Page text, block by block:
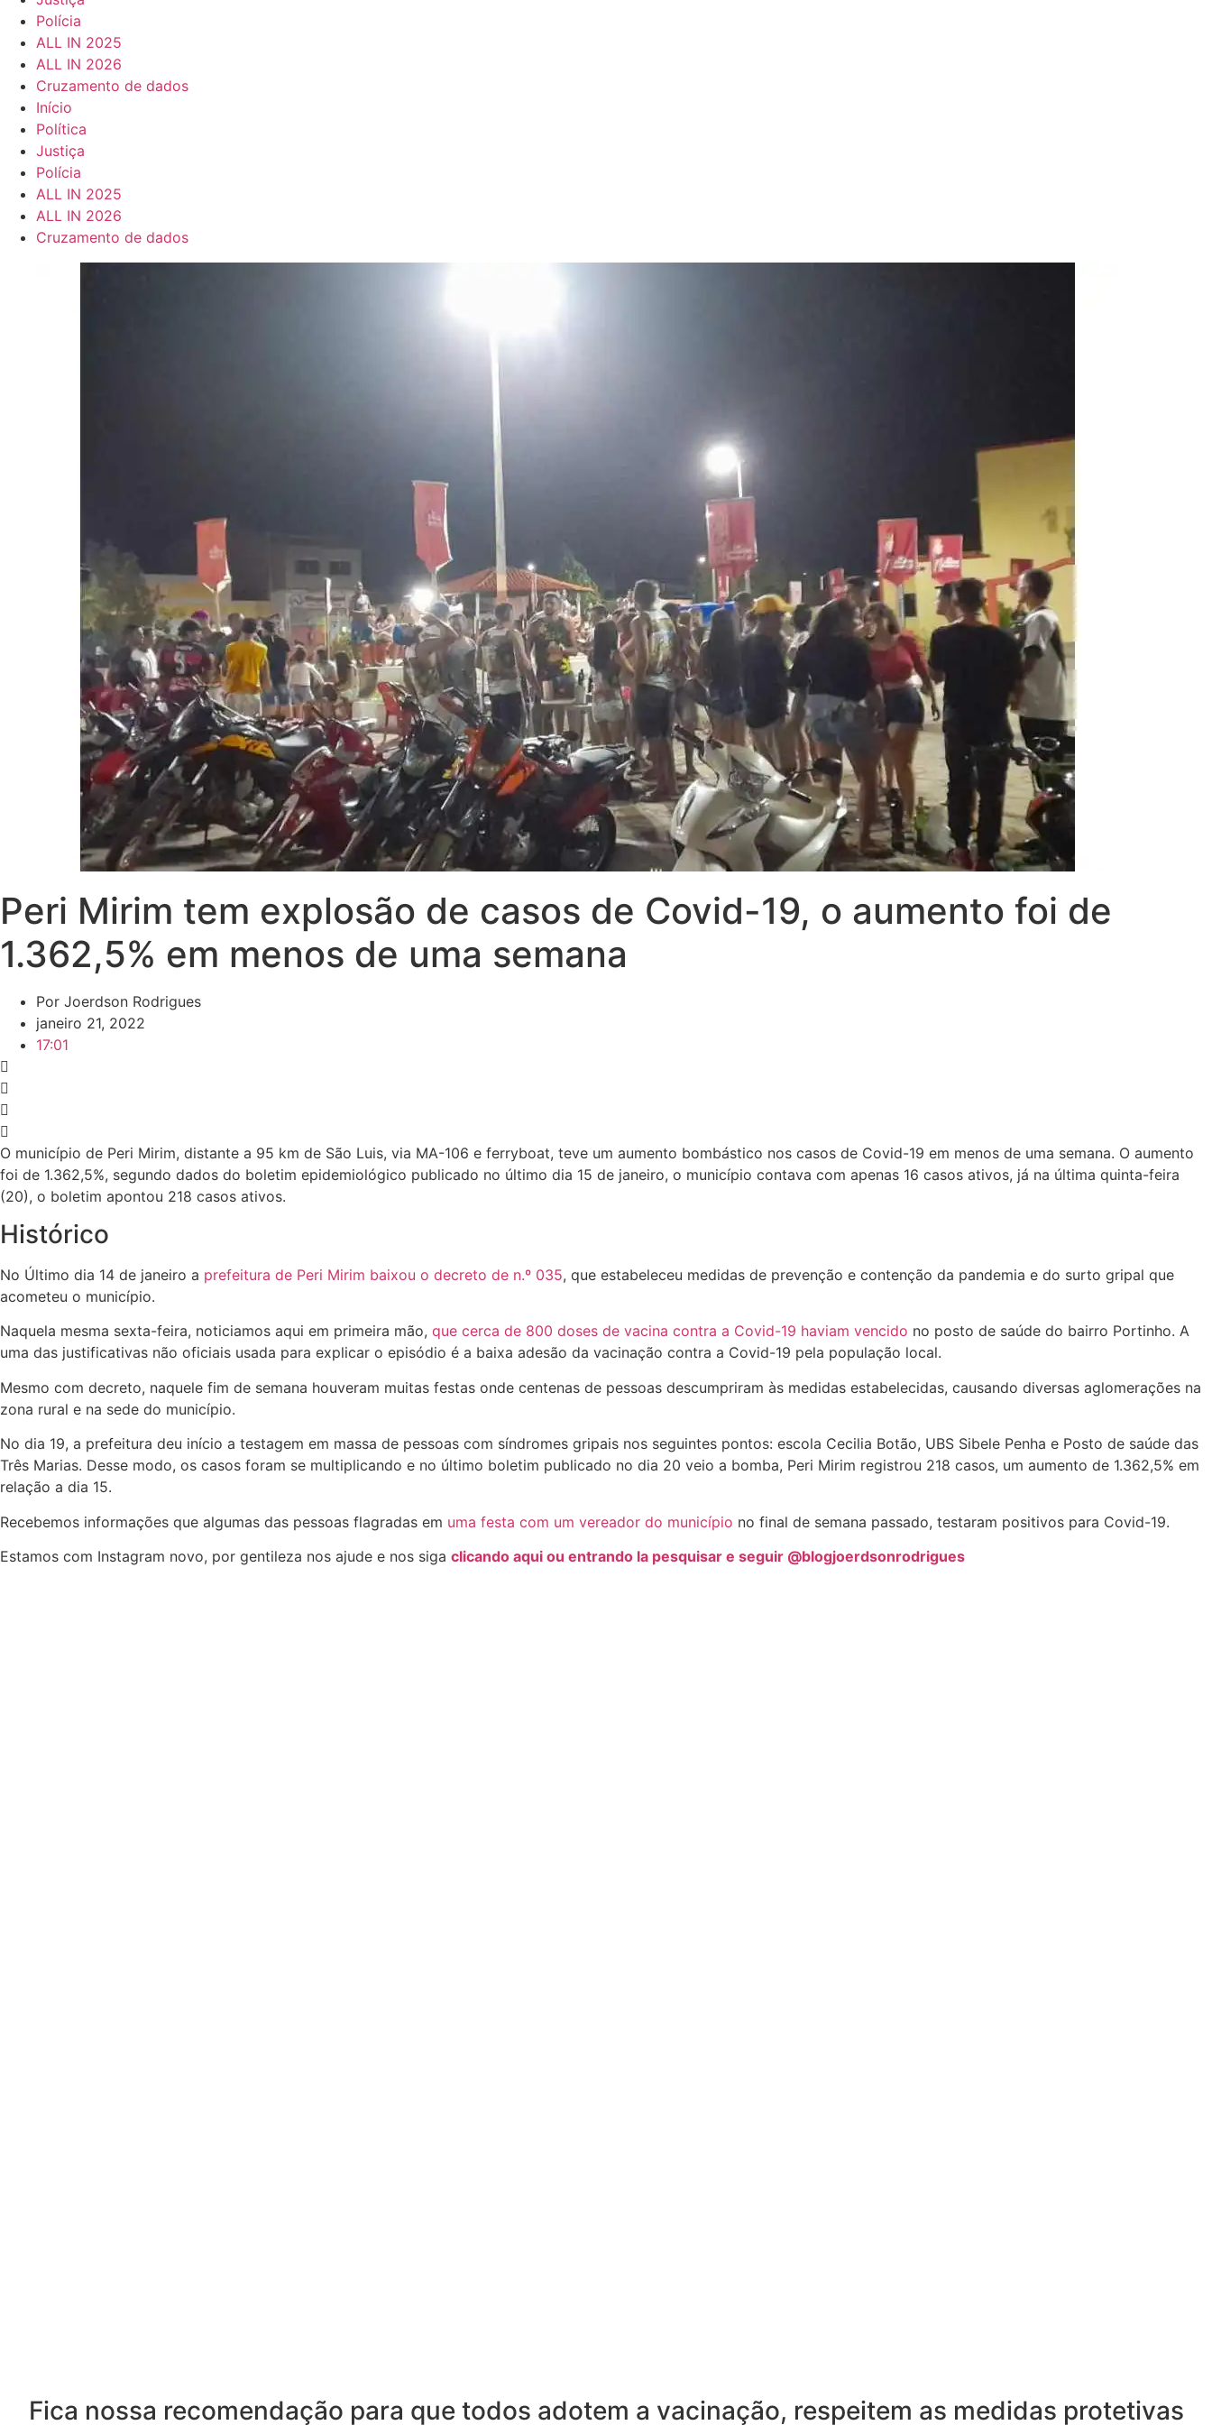
Polícia
ALL IN 2025
ALL IN 2026
Cruzamento de dados
Início
Política
Justiça
Polícia
ALL IN 2025
ALL IN 2026
Cruzamento de dados
Peri Mirim tem explosão de casos de Covid-19, o aumento foi de
1.362,5% em menos de uma semana
Por Joerdson Rodrigues
janeiro 21, 2022
17:01
O município de Peri Mirim, distante a 95 km de São Luis, via MA-106 e ferryboat, teve um aumento bombástico nos casos de Covid-19 em menos de uma semana. O aumento
foi de 1.362,5%, segundo dados do boletim epidemiológico publicado no último dia 15 de janeiro, o município contava com apenas 16 casos ativos, já na última quinta-feira
(20), o boletim apontou 218 casos ativos.
Histórico
No Último dia 14 de janeiro a prefeitura de Peri Mirim baixou o decreto de n.º 035, que estabeleceu medidas de prevenção e contenção da pandemia e do surto gripal que
acometeu o município.
Naquela mesma sexta-feira, noticiamos aqui em primeira mão, que cerca de 800 doses de vacina contra a Covid-19 haviam vencido no posto de saúde do bairro Portinho. A
uma das justificativas não oficiais usada para explicar o episódio é a baixa adesão da vacinação contra a Covid-19 pela população local.
Mesmo com decreto, naquele fim de semana houveram muitas festas onde centenas de pessoas descumpriram às medidas estabelecidas, causando diversas aglomerações na
zona rural e na sede do município.
No dia 19, a prefeitura deu início a testagem em massa de pessoas com síndromes gripais nos seguintes pontos: escola Cecilia Botão, UBS Sibele Penha e Posto de saúde das
Três Marias. Desse modo, os casos foram se multiplicando e no último boletim publicado no dia 20 veio a bomba, Peri Mirim registrou 218 casos, um aumento de 1.362,5% em
relação a dia 15.
Recebemos informações que algumas das pessoas flagradas em uma festa com um vereador do município no final de semana passado, testaram positivos para Covid-19.
Estamos com Instagram novo, por gentileza nos ajude e nos siga clicando aqui ou entrando la pesquisar e seguir @blogjoerdsonrodrigues
Fica nossa recomendação para que todos adotem a vacinação, respeitem as medidas protetivas